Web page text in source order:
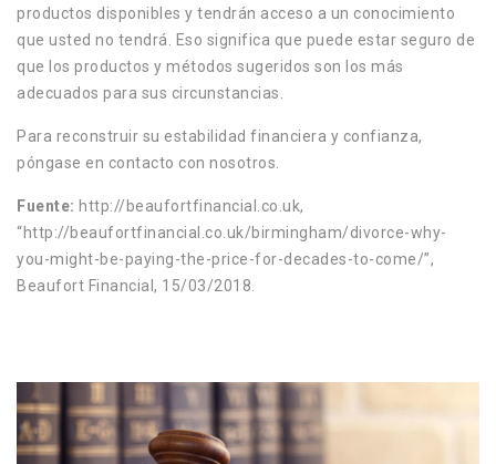
productos disponibles y tendrán acceso a un conocimiento
que usted no tendrá. Eso significa que puede estar seguro de
que los productos y métodos sugeridos son los más
adecuados para sus circunstancias.
Para reconstruir su estabilidad financiera y confianza,
póngase en contacto con nosotros.
Fuente: http://beaufortfinancial.co.uk,
“http://beaufortfinancial.co.uk/birmingham/divorce-why-
you-might-be-paying-the-price-for-decades-to-come/”,
Beaufort Financial, 15/03/2018.